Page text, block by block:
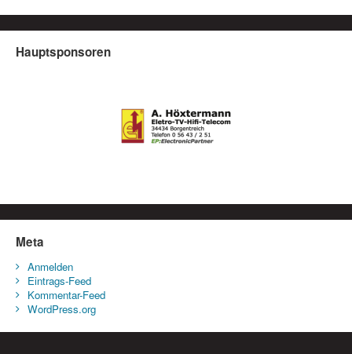
Hauptsponsoren
Meta
Anmelden
Eintrags-Feed
Kommentar-Feed
WordPress.org